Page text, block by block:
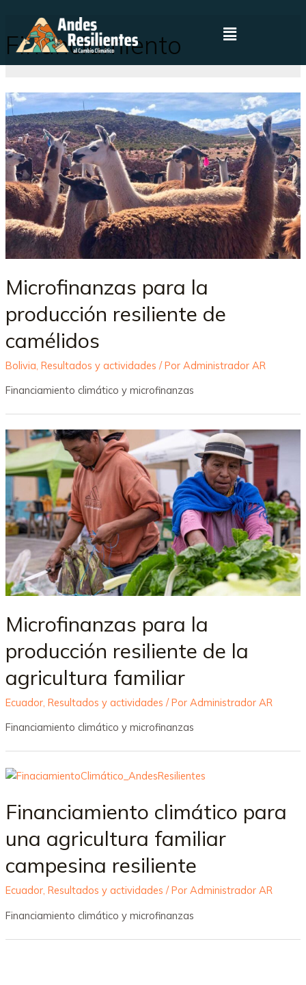
Financiamiento
Microfinanzas para la
producción resiliente de
camélidos
Bolivia Resultados y actividades / Por Administrador AR
Financiamiento climático y microfinanzas
Microfinanzas para la
producción resiliente de la
agricultura familiar
Ecuador, Resultados y actividades / Por Administrador AR
Financiamiento climático y microfinanzas
Financiamiento climático para
una agricultura familiar
campesina resiliente
Ecuador, Resultados y actividades / Por Administrador AR
Financiamiento climático y microfinanzas